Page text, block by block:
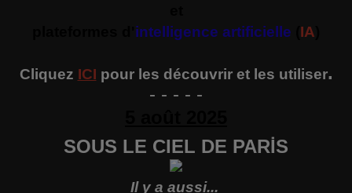
intelligence artificielle IA
Cliquez ICI pour les découvrir et les utiliser.
- - - - -
SOUS LE CIEL DE PARİS
Il y a aussi...